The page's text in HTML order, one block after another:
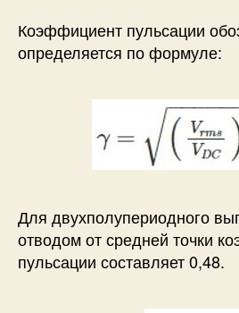
Коэффициент пульсации
определяется по формуле:
Для двухполупериодного
отводом от средней точки
пульсации составляет 0,48.